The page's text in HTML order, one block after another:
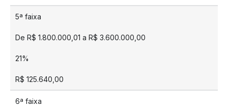
5ª faixa
De R$ 1.800.000,01 a R$ 3.600.000,00
21%
R$ 125.640,00
6ª faixa